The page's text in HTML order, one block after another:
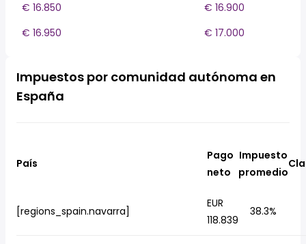
€ 16.850
€ 16.900
€ 16.950
€ 17.000
Impuestos por comunidad autónoma en
España
País
Pago
neto
Impuesto
promedio
[regions_spain.navarra]
EUR
118.839
38.3%